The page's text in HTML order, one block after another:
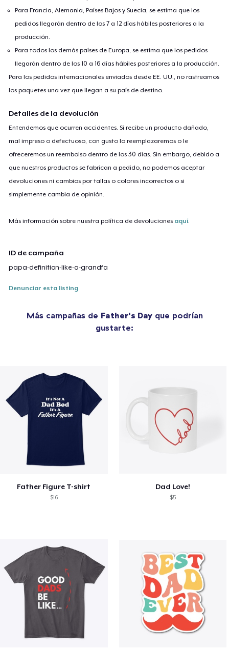
Para Francia, Alemania, Países Bajos y Suecia, se estima que los
pedidos llegarán dentro de los 7 a 12 días hábiles posteriores a la
producción.
Para todos los demás países de Europa, se estima que los pedidos
llegarán dentro de los 10 a 16 días hábiles posteriores a la producción.
Para los pedidos internacionales enviados desde EE. UU., no rastreamos
los paquetes una vez que llegan a su país de destino.
Detalles de la devolución
Entendemos que ocurren accidentes. Si recibe un producto dañado,
mal impreso o defectuoso, con gusto lo reemplazaremos o le
ofreceremos un reembolso dentro de los 30 días. Sin embargo, debido a
que nuestros productos se fabrican a pedido, no podemos aceptar
devoluciones ni cambios por tallas o colores incorrectos o si
simplemente cambia de opinión.
Más información sobre nuestra política de devoluciones aquí.
ID de campaña
papa-definition-like-a-grandfa
Denunciar esta listing
Más campañas de Father's Dayque podrían
gustarte:
Father Figure T-shirt
$16
Dad Love!
$5
Premium V-Neck Tee
26,55 US$